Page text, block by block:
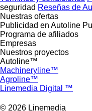
seguridad Reseñas de
Nuestras ofertas
Publicidad en Autoline
Programa de afiliados
Empresas
Nuestros proyectos
Autoline™
Machineryline™
Agroline™
Linemedia Digital ™
© 2026 Linemedia